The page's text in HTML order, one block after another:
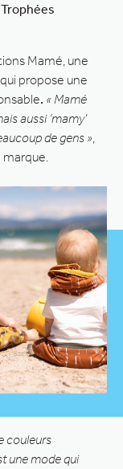
Mamé, une
propose une
. « Mamé
aussi ‘mamy’
de gens »
couleurs
une mode qui